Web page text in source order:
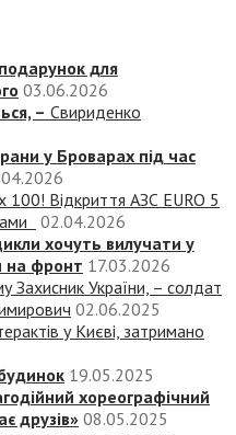
для
03.06.2026
– Свириденко
у Броварах під час
100! Відкриття АЗС EURO 5
02.04.2026
хочуть вилучати у
на фронт 17.03.2026
Захисник України, – солдат
02.06.2025
у Києві, затримано
19.05.2025
хореографічний
друзів» 08.05.2025